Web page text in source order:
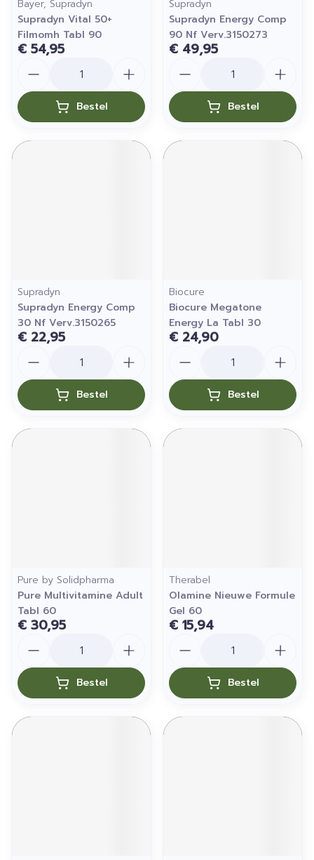
Bayer, Supradyn
Supradyn Vital 50+
Filmomh Tabl 90
€ 54,95
Bestel
Supradyn
Supradyn Energy Comp
90 Nf Verv.3150273
€ 49,95
Bestel
Supradyn
Supradyn Energy Comp
30 Nf Verv.3150265
€ 22,95
Bestel
Biocure
Biocure Megatone
Energy La Tabl 30
€ 24,90
Bestel
Pure by Solidpharma
Pure Multivitamine Adult
Tabl 60
€ 30,95
Bestel
Therabel
Olamine Nieuwe Formule
Gel 60
€ 15,94
Bestel